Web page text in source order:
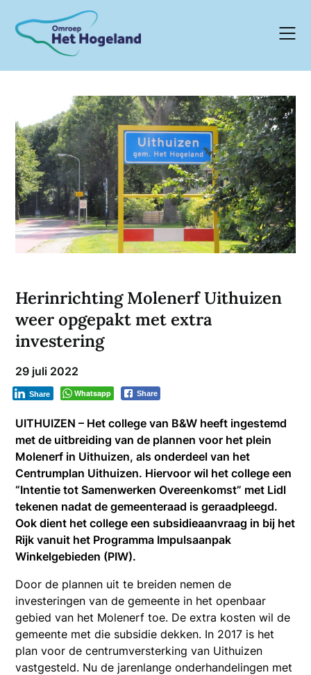
content
Herinrichting Molenerf Uithuizen
weer opgepakt met extra
investering
29 juli 2022
Whatsapp Share
Share
UITHUIZEN – Het college van B&W heeft ingestemd
met de uitbreiding van de plannen voor het plein
Molenerf in Uithuizen, als onderdeel van het
Centrumplan Uithuizen. Hiervoor wil het college een
“Intentie tot Samenwerken Overeenkomst” met Lidl
tekenen nadat de gemeenteraad is geraadpleegd.
Ook dient het college een subsidieaanvraag in bij het
Rijk vanuit het Programma Impulsaanpak
Winkelgebieden (PIW).
Door de plannen uit te breiden nemen de
investeringen van de gemeente in het openbaar
gebied van het Molenerf toe. De extra kosten wil de
gemeente met die subsidie dekken. In 2017 is het
plan voor de centrumversterking van Uithuizen
vastgesteld. Nu de jarenlange onderhandelingen met